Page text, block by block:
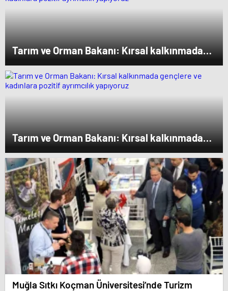
Tarım ve Orman Bakanı: Kırsal kalkınmada
gençlere ve kadınlara pozitif ayrımcılık
yapıyoruz
Tarım ve Orman Bakanı: Kırsal kalkınmada
gençlere ve kadınlara pozitif ayrımcılık
yapıyoruz
Muğla Sıtkı Koçman Üniversitesi’nde Turizm